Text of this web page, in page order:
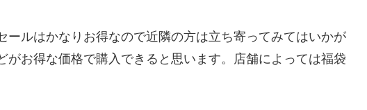
ールはかなりお得なので近隣の方は立ち寄ってみてはいかが
がお得な価格で購入できると思います。店舗によっては福袋